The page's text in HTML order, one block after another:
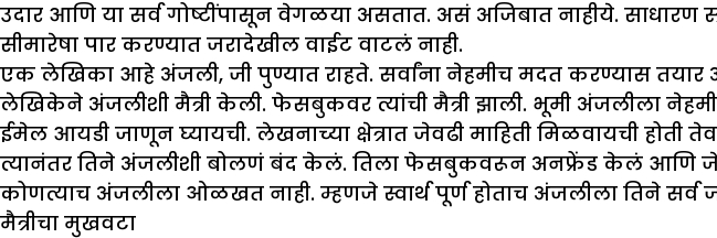
उदार आणि या सर्व गोष्टींपासून वेगळया असतात. असं अजिबात नाहीये.
सीमारेषा पार करण्यात जरादेखील वाईट वाटलं नाही.
एक लेखिका आहे अंजली, जी पुण्यात राहते. सर्वांना नेहमीच मदत करण्यास तयार
लेखिकेने अंजलीशी मैत्री केली. फेसबुकवर त्यांची मैत्री झाली. भूमी अंजलीला
ईमेल आयडी जाणून घ्यायची. लेखनाच्या क्षेत्रात जेवढी माहिती मिळवायची होती
त्यानंतर तिने अंजलीशी बोलणं बंद केलं. तिला फेसबुकवरून अनफ्रेंड केलं आणि
कोणत्याच अंजलीला ओळखत नाही. म्हणजे स्वार्थ पूर्ण होताच अंजलीला तिने
मैत्रीचा मुखवटा